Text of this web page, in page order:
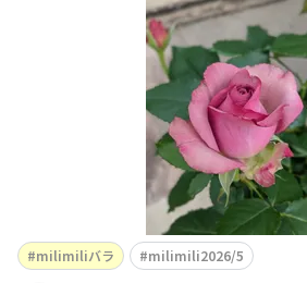
milimiliバラ milimili2026/5